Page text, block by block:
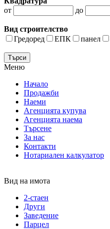
от
до
Вид строителство
Гредоред
ЕПК панел
Меню
Начало
Продажби
Наеми
Агенцията купува
Агенцията наема
Търсене
За нас
Контакти
Нотариален калкулатор
Вид на имота
2-стаен
Други
Заведение
Парцел